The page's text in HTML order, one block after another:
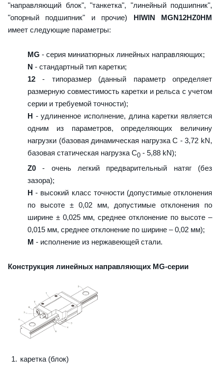
"направляющий блок", "танкетка", "линейный подшипник",
"опорный подшипник" и прочие) HIWIN MGN12HZ0HM
имеет следующие параметры:
MG - серия миниатюрных линейных направляющих;
N - стандартный тип каретки;
12 - типоразмер (данный параметр определяет
размерную совместимость каретки и рельса с учетом
серии и требуемой точности);
H - удлиненное исполнение, длина каретки является
одним из параметров, определяющих величину
нагрузки (базовая динамическая нагрузка C - 3,72 kN,
базовая статическая нагрузка С0 - 5,88 kN);
Z0 - очень легкий предварительный натяг (без
зазора);
H - высокий класс точности (допустимые отклонения
по высоте ± 0,02 мм, допустимые отклонения по
ширине ± 0,025 мм, среднее отклонение по высоте –
0,015 мм, среднее отклонение по ширине – 0,02 мм);
M - исполнение из нержавеющей стали.
Конструкция линейных направляющих MG-серии
каретка (блок)